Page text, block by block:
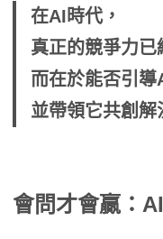
在AI時代，
真正的競爭力已
而在於能否引導
並帶領它共創解
會問才會贏：